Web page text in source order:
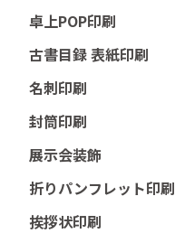
卓上POP印刷
古書目録 表紙印刷
名刺印刷
封筒印刷
展示会装飾
折りパンフレット印刷
挨拶状印刷